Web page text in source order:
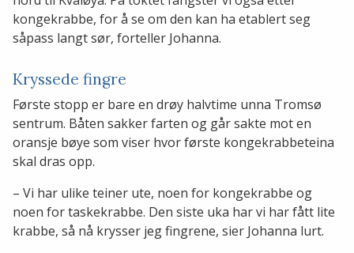
kongekrabbe, for å se om den kan ha etablert seg
såpass langt sør, forteller Johanna.
Kryssede fingre
Første stopp er bare en drøy halvtime unna Tromsø
sentrum. Båten sakker farten og går sakte mot en
oransje bøye som viser hvor første kongekrabbeteina
skal dras opp.
– Vi har ulike teiner ute, noen for kongekrabbe og
noen for taskekrabbe. Den siste uka har vi har fått lite
krabbe, så nå krysser jeg fingrene, sier Johanna lurt.